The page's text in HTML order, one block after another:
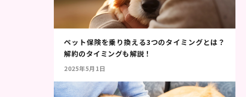
ペット保険を乗り換える3つのタイミングとは？
解約のタイミングも解説！
2025年5月1日